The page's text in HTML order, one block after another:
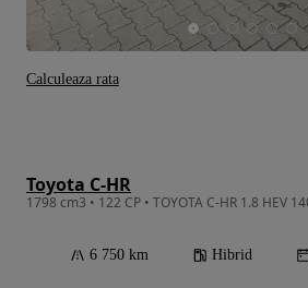
Toyota C-HR
1798 cm3 • 122 CP • TOYOTA C-HR 1.8 HEV
6 750 km Hibrid
Calculeaza rata